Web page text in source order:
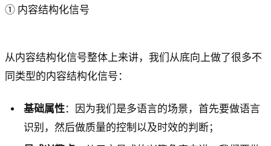
① 内容结构化信号
从内容结构化信号整体上来讲，我们从底向上做了很多不
同类型的内容结构化信号：
基础属性：因为我们是多语言的场景，首先要做语言
识别，然后做质量的控制以及时效的判断；